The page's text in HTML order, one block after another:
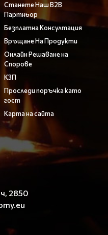
Станете Наш B2B
Партньор
Безплатна Консултация
Връщане На Продукти
Онлайн Решаване на
Спорове
КЗП
Проследи поръчка като
гост
Карта на сайта
2850